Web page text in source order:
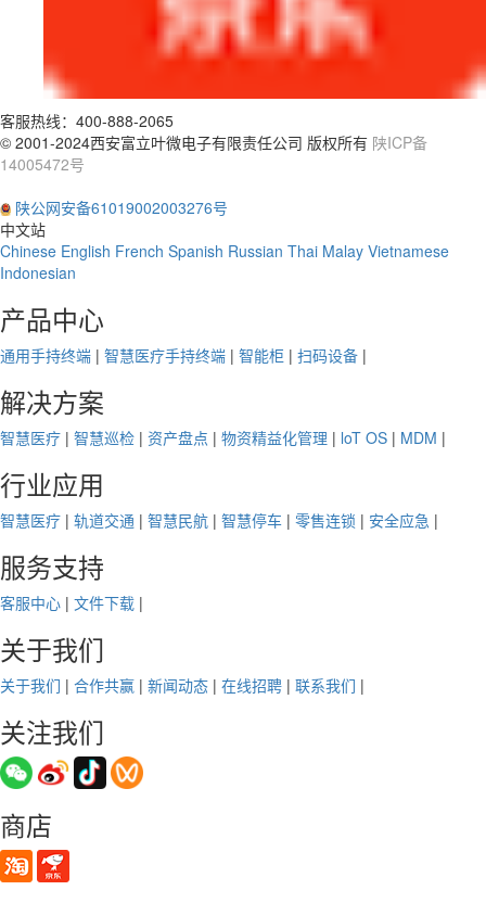
客服热线： 400-888-2065
© 2001-2024西安富立叶微电子有限责任公司 版权所有 陕ICP备
14005472号
陕公网安备61019002003276号
中文站
Chinese English French Spanish Russian Thai Malay Vietnamese
Indonesian
产品中心
通用手持终端 | 智慧医疗手持终端 | 智能柜 | 扫码设备 |
解决方案
智慧医疗 | 智慧巡检 | 资产盘点 | 物资精益化管理 | loT OS | MDM |
行业应用
智慧医疗 | 轨道交通 | 智慧民航 | 智慧停车 | 零售连锁 | 安全应急 |
服务支持
客服中心 | 文件下载 |
关于我们
关于我们 | 合作共赢 | 新闻动态 | 在线招聘 | 联系我们 |
关注我们
商店